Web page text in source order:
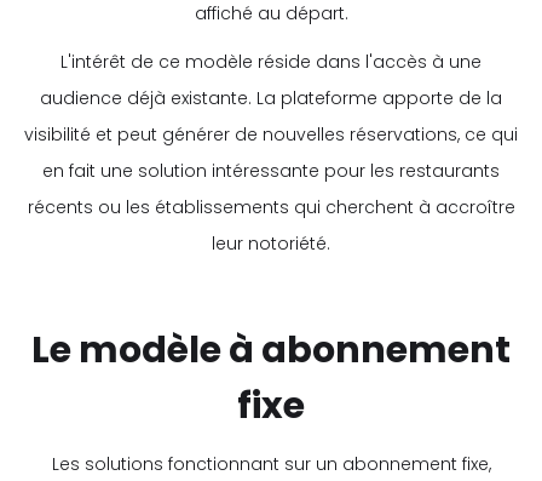
affiché au départ.
L'intérêt de ce modèle réside dans l'accès à une
audience déjà existante. La plateforme apporte de la
visibilité et peut générer de nouvelles réservations, ce qui
en fait une solution intéressante pour les restaurants
récents ou les établissements qui cherchent à accroître
leur notoriété.
Le modèle à abonnement
fixe
Les solutions fonctionnant sur un abonnement fixe,